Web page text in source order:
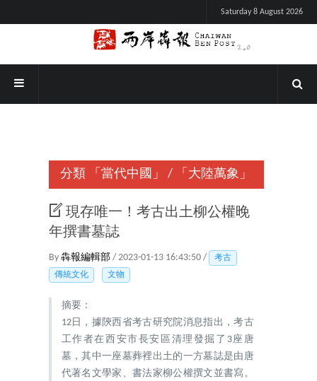
Saturday 8 August 2026
分類 「當代中國」 / 「大陸萬象」
現存唯一！考古出土柳公權晚
年撰書墓誌
By 犇報編輯部 / 2023-01-13 16:43:50 /
考古
傳統文化
文物
摘要：
12日，據陝西省考古研究院消息指出，考古
工作者在西安市長安區清理發掘了3座唐
墓，其中一座墓葬裡出土的一方墓誌是由唐
代著名文學家、書法家柳公權撰文並書寫。